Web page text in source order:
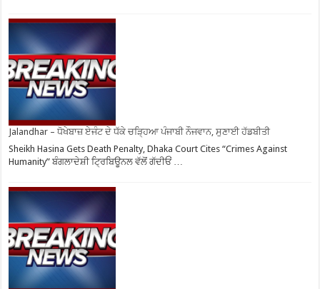
Jalandhar – ਧੋਖੇਬਾਜ਼ ਏਜੰਟ ਦੇ ਧੱਕੇ ਚੜ੍ਹਿਆ ਪੰਜਾਬੀ ਨੌਜਵਾਨ, ਸੁਣਾਈ ਹੱਡਬੀਤੀ
Sheikh Hasina Gets Death Penalty, Dhaka Court Cites “Crimes Against
Humanity” ਬੰਗਲਾਦੇਸ਼ੀ ਟ੍ਰਿਬਿਊਨਲ ਵੱਲੋਂ ਗੱਦੀਓਂ …